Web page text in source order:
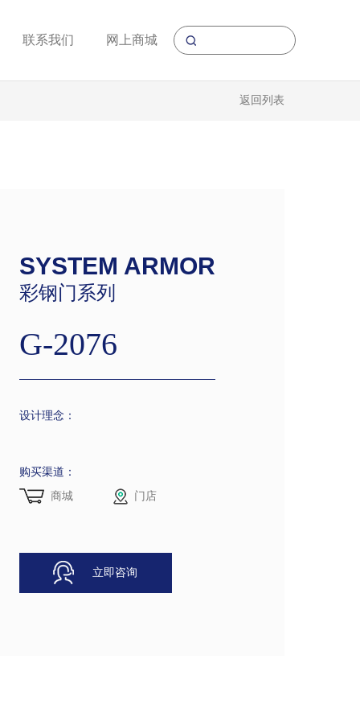
联系我们 网上商城
返回列表
SYSTEM ARMOR
彩钢门系列
G-2076
设计理念：
购买渠道：
商城
门店
立即咨询